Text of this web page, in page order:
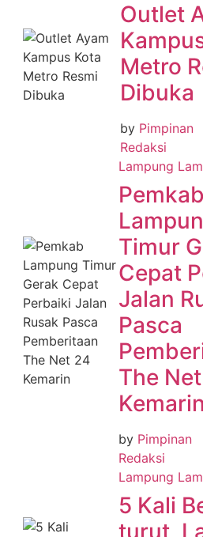
Outlet
Metro
Dibuka
by Pimpinan
Redaksi
Lampung
Pemkab
Timur
Cepat
Jalan
Pasca
The
Kemarin
by Pimpinan
Redaksi
Lampung
5 Kali
turut,